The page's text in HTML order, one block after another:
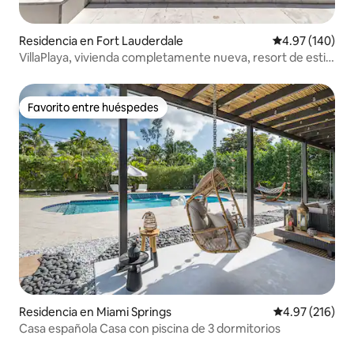
Residencia en Fort Lauderdale Calificación
4.97 (140)
VillaPlaya, vivienda completamente nueva, resort de estilo
Favorito entre huéspedes
Favorito entre huéspedes
Residencia en Miami Springs Calificación
4.97 (216)
Casa española Casa con piscina de 3 dormitorios